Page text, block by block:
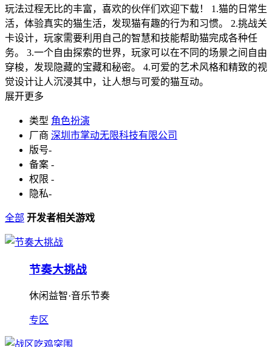
玩法过程无比的丰富，喜欢的伙伴们欢迎下载！ 1.猫的日常生
活，体验真实的猫生活，发现猫有趣的行为和习惯。 2.挑战关
卡设计，玩家需要利用自己的智慧和技能帮助猫完成各种任
务。 3.一个自由探索的世界，玩家可以在不同的场景之间自由
穿梭，发现隐藏的宝藏和秘密。 4.可爱的艺术风格和精致的视
觉设计让人沉浸其中，让人想与可爱的猫互动。
展开更多
类型 角色扮演
厂商 深圳市掌动无限科技有限公司
版号-
备案 -
权限 -
隐私-
全部 开发者相关游戏
节奏大挑战
休闲益智·音乐节奏
专区